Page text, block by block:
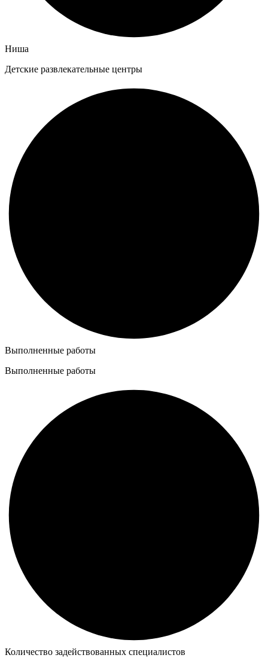
Ниша
Детские развлекательные центры
Выполненные работы
Выполненные работы
Количество задействованных специалистов